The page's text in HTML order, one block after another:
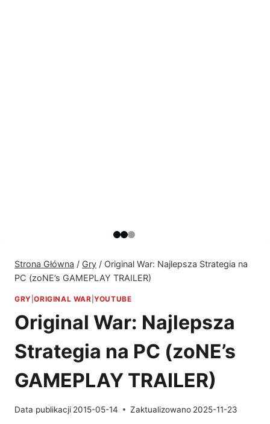
Strona Główna / Gry / Original War: Najlepsza Strategia na
PC (zoNE’s GAMEPLAY TRAILER)
GRY |ORIGINAL WAR |YOUTUBE
Original War: Najlepsza
Strategia na PC (zoNE’s
GAMEPLAY TRAILER)
Data publikacji 2015-05-14 Zaktualizowano 2025-11-23